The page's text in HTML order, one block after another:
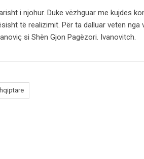
i njohur. Duke vëzhguar me kujdes
të realizimit. Për ta dalluar veten nga
si Shën Gjon Pagëzori. Ivanovitch.